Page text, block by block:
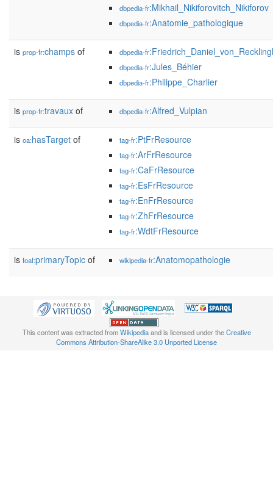
dbpedia-fr:Mikhail_Nikiforovitch_Nikiforov
dbpedia-fr:Anatomie_pathologique
is prop-fr:champs of dbpedia-fr
dbpedia-fr:Jules_Béhier
dbpedia-fr:Philippe_Charlier
is prop-fr:travaux of dbpedia-fr:Alfred_Vulpian
is oa:hasTarget of tag-fr:PtFrResource
tag-fr:ArFrResource
tag-fr:CaFrResource
tag-fr:EsFrResource
tag-fr:EnFrResource
tag-fr:ZhFrResource
tag-fr:WdtFrResource
is foaf:primaryTopic of wikipedia-fr:Anatomopathologie
This content was extracted fromWikipediaand is licensed under theCreative
Commons Attribution-ShareAlike 3.0 Unported License